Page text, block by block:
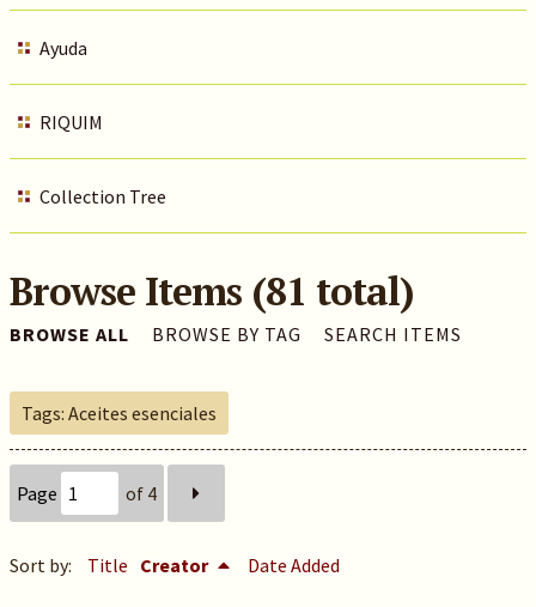
Ayuda
RIQUIM
Collection Tree
Browse Items (81 total)
BROWSE ALL BROWSE BY TAG SEARCH ITEMS
Tags: Aceites esenciales
Page of 4
Sort by: Title Creator Date Added